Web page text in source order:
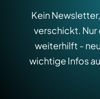
Kein
verschickt. Nur
weiterhilft -
wichtige Infos